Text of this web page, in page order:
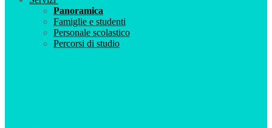
Panoramica
Famiglie e studenti
Personale scolastico
Percorsi di studio